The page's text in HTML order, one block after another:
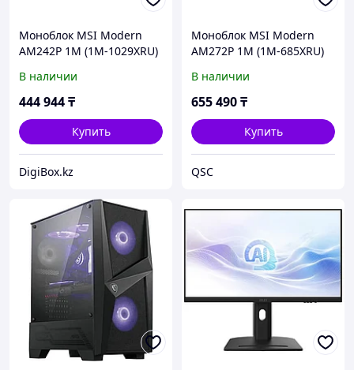
Моноблок MSI Modern
AM242P 1M (1M-1029XRU)
16 ГБ ОЗУ, 512 ГБ SSD,
DOS]
В наличии
444 944₸
Купить
DigiBox.kz
Моноблок MSI Modern
AM272P 1M (1M-685XRU)
32 ГБ ОЗУ, 1 ТБ SSD, DOS]
В наличии
655 490₸
Купить
QSC